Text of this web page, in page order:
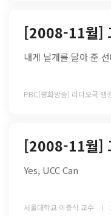
[2008-11월]
내게 날개를 달아 준
PBC(평화방송) 라디오국 맹
[2008-11월]
Yes, UCC Can
서울대학교 이중식 교수